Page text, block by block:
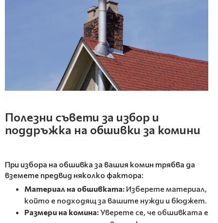
Полезни съвети за избор и
поддръжка на обшивки за комини
При избора на обшивка за вашия комин трябва да
вземете предвид няколко фактора:
Материал на обшивката: Изберете материал,
който е подходящ за вашите нужди и бюджет.
Размери на комина:Уверете се, че обшивката е